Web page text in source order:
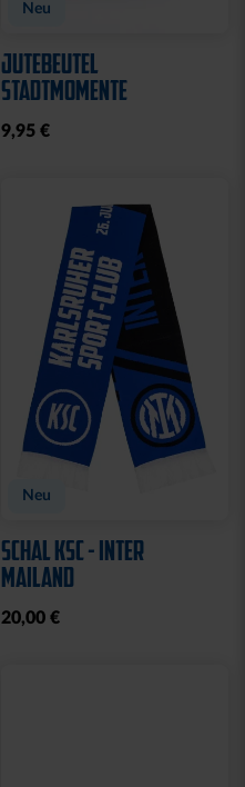
Neu
JUTEBEUTEL
STADTMOMENTE
9,95 €
Neu
SCHAL KSC - INTER
MAILAND
20,00 €